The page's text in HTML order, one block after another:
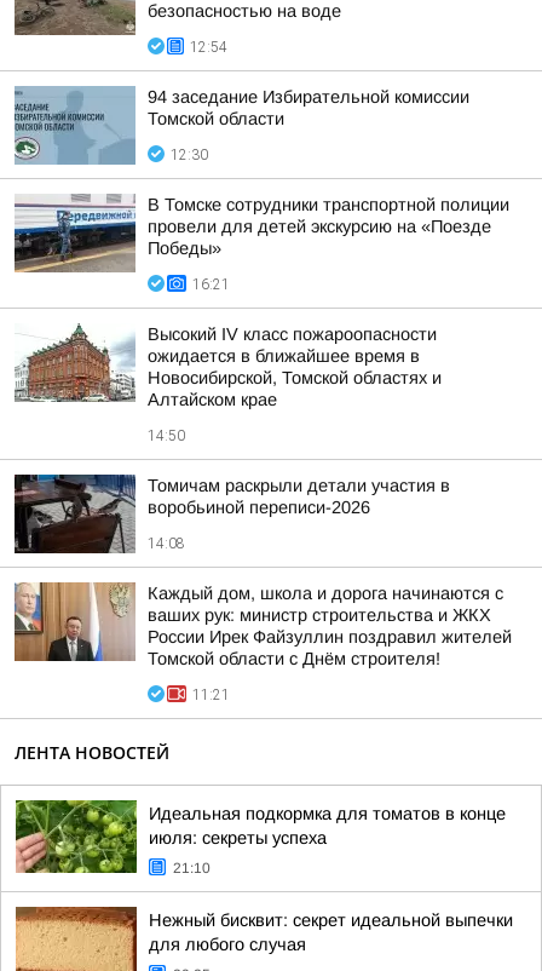
безопасностью на воде
12:54
94 заседание Избирательной комиссии
Томской области
12:30
В Томске сотрудники транспортной полиции
провели для детей экскурсию на «Поезде
Победы»
16:21
Высокий IV класс пожароопасности
ожидается в ближайшее время в
Новосибирской, Томской областях и
Алтайском крае
14:50
Томичам раскрыли детали участия в
воробьиной переписи-2026
14:08
Каждый дом, школа и дорога начинаются с
ваших рук: министр строительства и ЖКХ
России Ирек Файзуллин поздравил жителей
Томской области с Днём строителя!
11:21
ЛЕНТА НОВОСТЕЙ
Идеальная подкормка для томатов в конце
июля: секреты успеха
21:10
Нежный бисквит: секрет идеальной выпечки
для любого случая